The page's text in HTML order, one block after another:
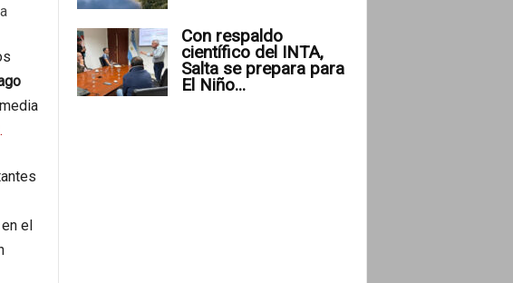
el
Con respaldo
científico del INTA,
Salta se prepara para
El Niño...